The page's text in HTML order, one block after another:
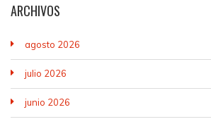
ARCHIVOS
agosto 2026
julio 2026
junio 2026